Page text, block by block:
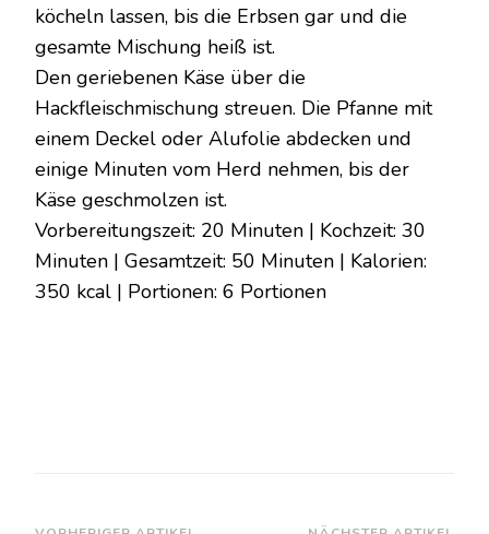
köcheln lassen, bis die Erbsen gar und die
gesamte Mischung heiß ist.
Den geriebenen Käse über die
Hackfleischmischung streuen. Die Pfanne mit
einem Deckel oder Alufolie abdecken und
einige Minuten vom Herd nehmen, bis der
Käse geschmolzen ist.
Vorbereitungszeit: 20 Minuten | Kochzeit: 30
Minuten | Gesamtzeit: 50 Minuten | Kalorien:
350 kcal | Portionen: 6 Portionen